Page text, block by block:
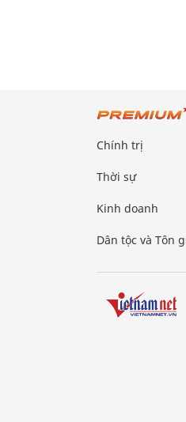
Chính trị
Thời sự
Kinh doanh
Dân tộc và Tôn